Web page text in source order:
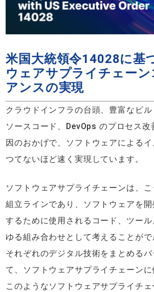
米国大統領令14028に基
ウェアサプライチェーン
アンスの実現
クラウドインフラの台頭、豊富なビ
ソースコード、DevOps のプロセス
因のおかげで、ソフトウェアによる
つてないほど速く実現しています。
ソフトウェアサプライチェーンは、
組立ラインであり、ソフトウェアを
するために使用されるコード、ツー
ゆる組み合わせとして考えることがで
それぞれのデジタル技術をまとめる
て、ソフトウェアサプライチェーンに
このようなソフトウェアサプライチ